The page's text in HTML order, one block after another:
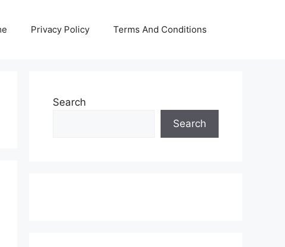
Privacy Policy Terms And Conditions
Search
Search